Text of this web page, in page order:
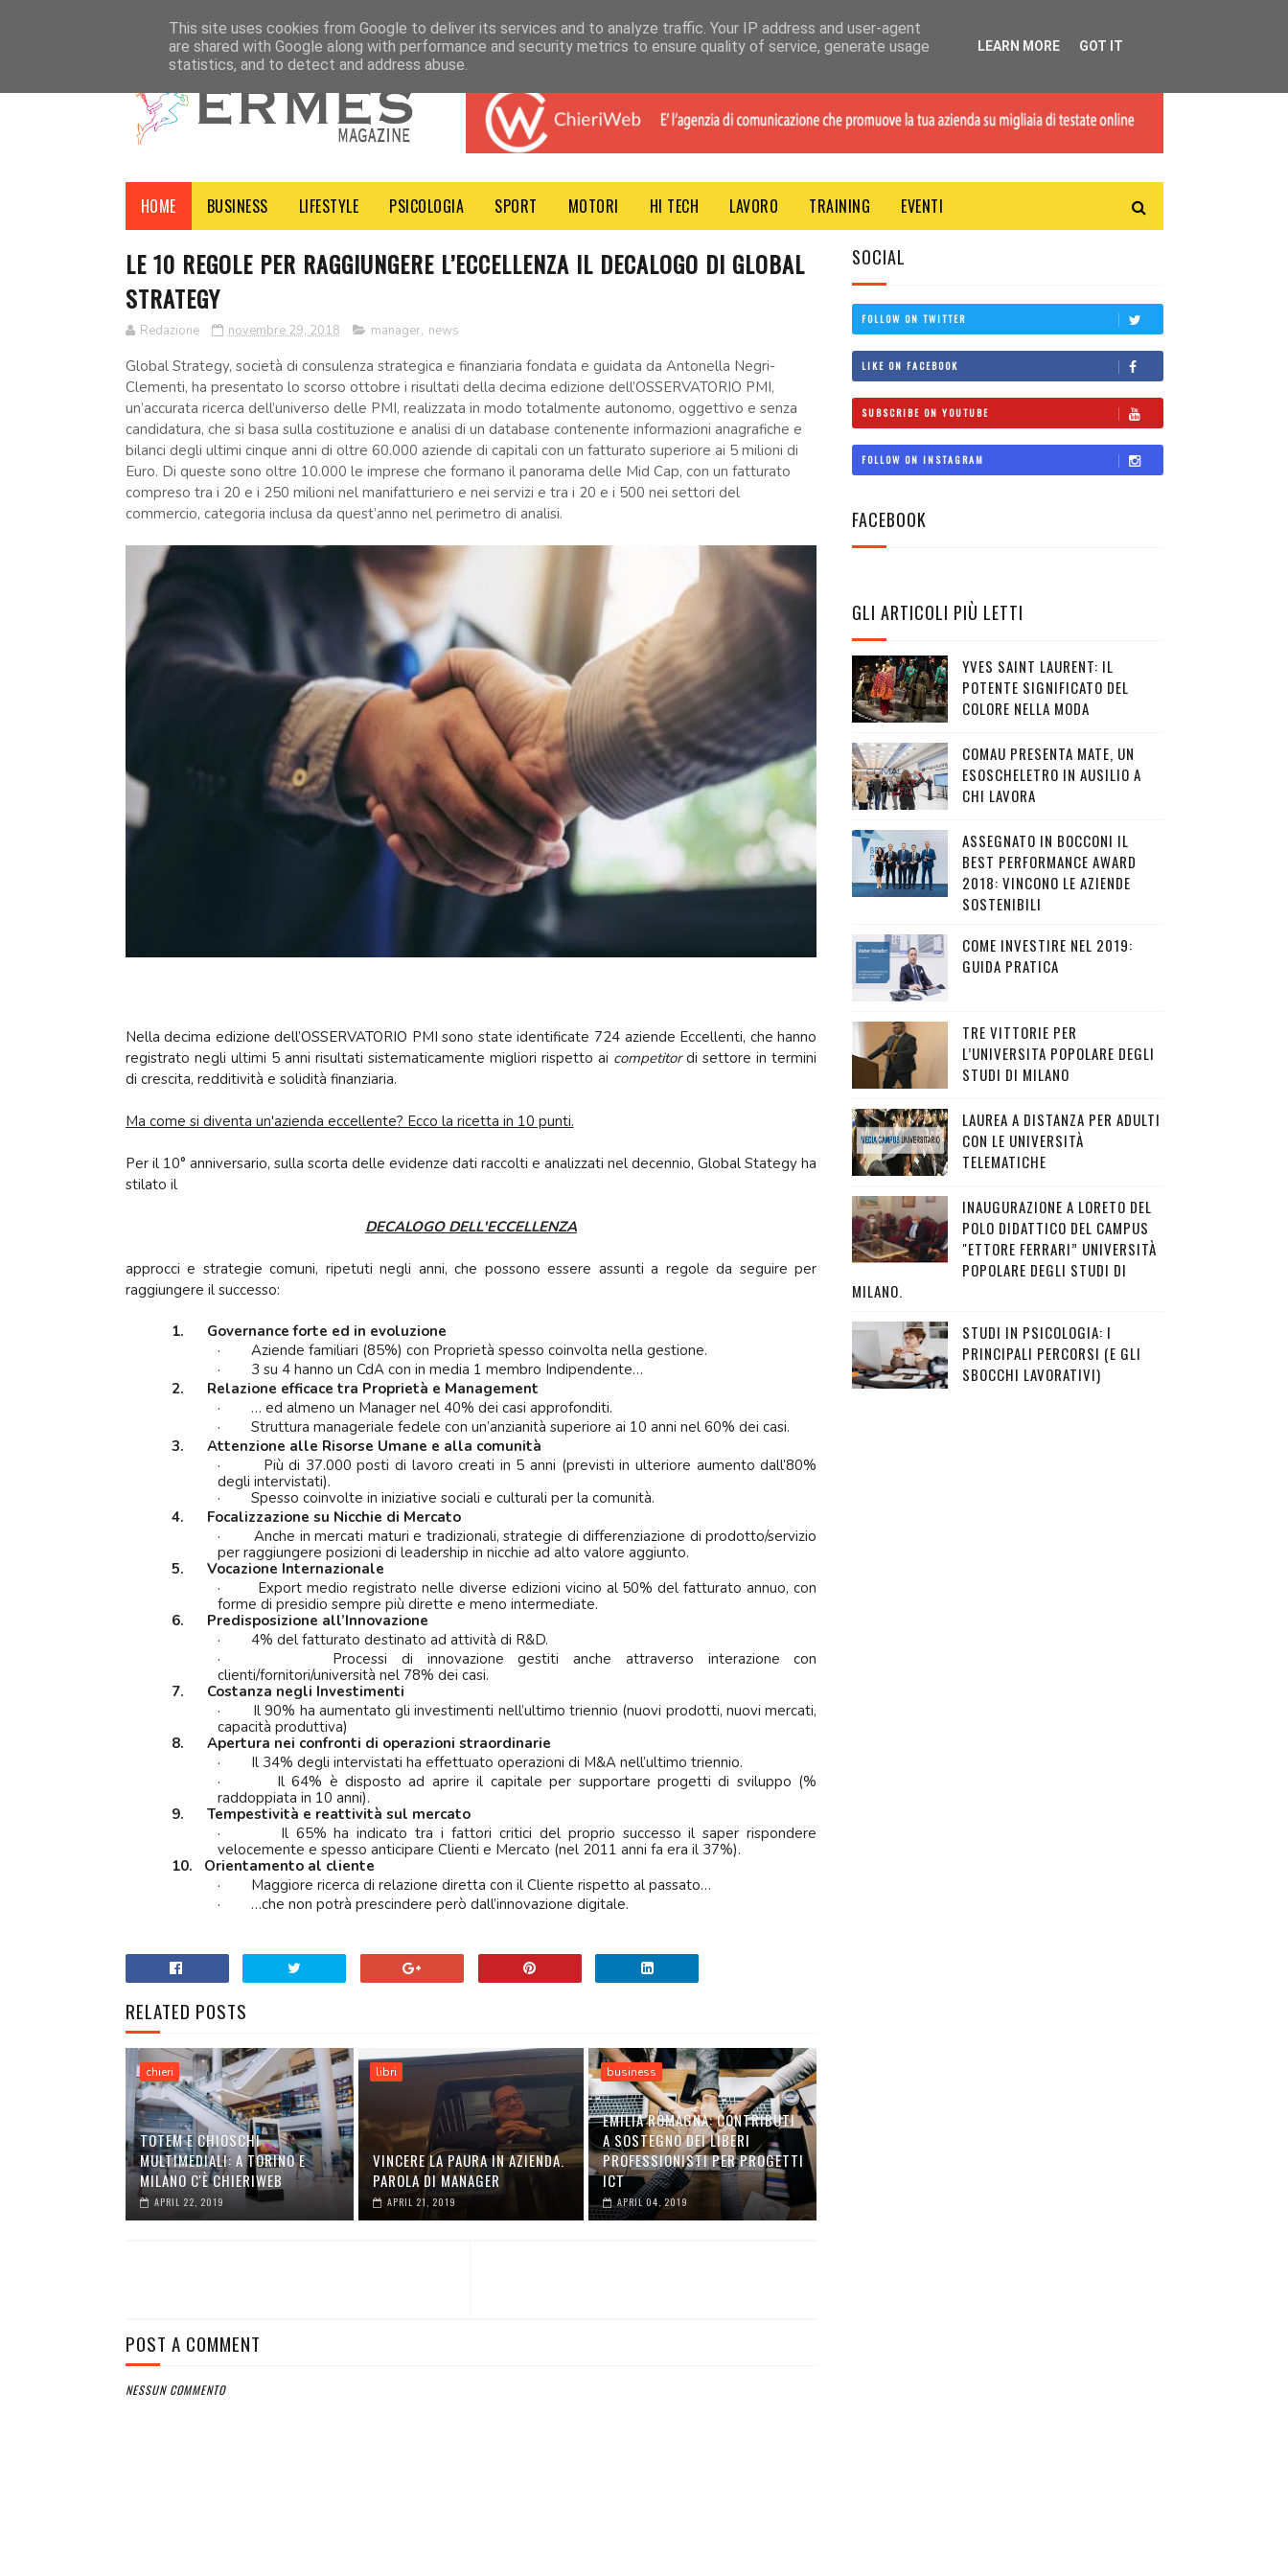
CHI SIAMO
HOME BUSINESS LIFESTYLE PSICOLOGIA SPORT MOTORI HI TECH LAVORO TRAINING EVENTI
LE 10 REGOLE PER RAGGIUNGERE L’ECCELLENZA IL DECALOGO DI GLOBAL
STRATEGY
Redazione novembre 29, 2018 manager, news
Global Strategy, società di consulenza strategica e finanziaria fondata e guidata da Antonella Negri-
Clementi, ha presentato lo scorso ottobre i risultati della decima edizione dell’OSSERVATORIO PMI,
un’accurata ricerca dell’universo delle PMI, realizzata in modo totalmente autonomo, oggettivo e senza
candidatura, che si basa sulla costituzione e analisi di un database contenente informazioni anagrafiche e
bilanci degli ultimi cinque anni di oltre 60.000 aziende di capitali con un fatturato superiore ai 5 milioni di
Euro. Di queste sono oltre 10.000 le imprese che formano il panorama delle Mid Cap, con un fatturato
compreso tra i 20 e i 250 milioni nel manifatturiero e nei servizi e tra i 20 e i 500 nei settori del
commercio, categoria inclusa da quest’anno nel perimetro di analisi.
Nella decima edizione dell’OSSERVATORIO PMI sono state identificate 724 aziende Eccellenti, che hanno
registrato negli ultimi 5 anni risultati sistematicamente migliori rispetto ai competitordi settore in termini
di crescita, redditività e solidità finanziaria.
Ma come si diventa un'azienda eccellente? Ecco la ricetta in 10 punti.
Per il 10° anniversario, sulla scorta delle evidenze dati raccolti e analizzati nel decennio, Global Stategy ha
stilato il
DECALOGO DELL'ECCELLENZA
approcci e strategie comuni, ripetuti negli anni, che possono essere assunti a regole da seguire per
raggiungere il successo:
1.
Governance forte ed in evoluzione
·
Aziende familiari (85%) con Proprietà spesso coinvolta nella gestione.
·
3 su 4 hanno un CdA con in media 1 membro Indipendente…
2.
Relazione efficace tra Proprietà e Management
·
… ed almeno un Manager nel 40% dei casi approfonditi.
·
Struttura manageriale fedele con un’anzianità superiore ai 10 anni nel 60% dei casi.
3.
Attenzione alle Risorse Umane e alla comunità
·
Più di 37.000 posti di lavoro creati in 5 anni (previsti in ulteriore aumento dall’80%
degli intervistati).
·
Spesso coinvolte in iniziative sociali e culturali per la comunità.
4.
Focalizzazione su Nicchie di Mercato
·
Anche in mercati maturi e tradizionali, strategie di differenziazione di prodotto/servizio
per raggiungere posizioni di leadership in nicchie ad alto valore aggiunto.
5.
Vocazione Internazionale
·
Export medio registrato nelle diverse edizioni vicino al 50% del fatturato annuo, con
forme di presidio sempre più dirette e meno intermediate.
6.
Predisposizione all’Innovazione
·
4% del fatturato destinato ad attività di R&D.
·
Processi di innovazione gestiti anche attraverso interazione con
clienti/fornitori/università nel 78% dei casi.
7.
Costanza negli Investimenti
·
Il 90% ha aumentato gli investimenti nell’ultimo triennio (nuovi prodotti, nuovi mercati,
capacità produttiva)
8.
Apertura nei confronti di operazioni straordinarie
·
Il 34% degli intervistati ha effettuato operazioni di M&A nell’ultimo triennio.
·
Il 64% è disposto ad aprire il capitale per supportare progetti di sviluppo (%
raddoppiata in 10 anni).
9.
Tempestività e reattività sul mercato
·
Il 65% ha indicato tra i fattori critici del proprio successo il saper rispondere
velocemente e spesso anticipare Clienti e Mercato (nel 2011 anni fa era il 37%).
10.
Orientamento al cliente
·
Maggiore ricerca di relazione diretta con il Cliente rispetto al passato…
·
…che non potrà prescindere però dall’innovazione digitale.
RELATED POSTS
chieri
TOTEM E CHIOSCHI
MULTIMEDIALI: A TORINO E
MILANO C'È CHIERIWEB
APRIL 22, 2019
libri
VINCERE LA PAURA IN AZIENDA.
PAROLA DI MANAGER
APRIL 21, 2019
business
EMILIA ROMAGNA: CONTRIBUTI
A SOSTEGNO DEI LIBERI
PROFESSIONISTI PER PROGETTI
ICT
APRIL 04, 2019
POST A COMMENT
NESSUN COMMENTO
SOCIAL
FOLLOW ON TWITTER
LIKE ON FACEBOOK
SUBSCRIBE ON YOUTUBE
FOLLOW ON INSTAGRAM
FACEBOOK
GLI ARTICOLI PIÙ LETTI
YVES SAINT LAURENT: IL
POTENTE SIGNIFICATO DEL
COLORE NELLA MODA
COMAU PRESENTA MATE, UN
ESOSCHELETRO IN AUSILIO A
CHI LAVORA
ASSEGNATO IN BOCCONI IL
BEST PERFORMANCE AWARD
2018: VINCONO LE AZIENDE
SOSTENIBILI
COME INVESTIRE NEL 2019:
GUIDA PRATICA
TRE VITTORIE PER
L’UNIVERSITA POPOLARE DEGLI
STUDI DI MILANO
LAUREA A DISTANZA PER ADULTI
CON LE UNIVERSITÀ
TELEMATICHE
INAUGURAZIONE A LORETO DEL
POLO DIDATTICO DEL CAMPUS
"ETTORE FERRARI” UNIVERSITÀ
POPOLARE DEGLI STUDI DI
MILANO.
STUDI IN PSICOLOGIA: I
PRINCIPALI PERCORSI (E GLI
SBOCCHI LAVORATIVI)
This site uses cookies from Google to deliver its services and to analyze traffic. Your IP address and user-agent
are shared with Google along with performance and security metrics to ensure quality of service, generate usage
statistics, and to detect and address abuse.
LEARN MORE GOT IT